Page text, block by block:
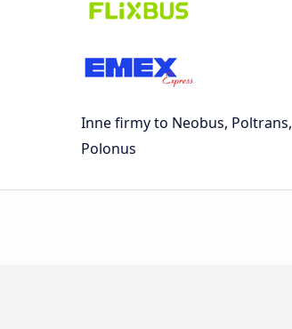
Inne firmy to Neobus, Poltrans,
Polonus